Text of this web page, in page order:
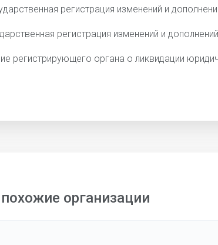
регистрация изменений и
регистрация изменений и
регистрирующего органа о ликвидации
организации